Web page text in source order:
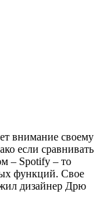
внимание своему
если сравнивать
– Spotify – то
функций. Свое
дизайнер Дрю